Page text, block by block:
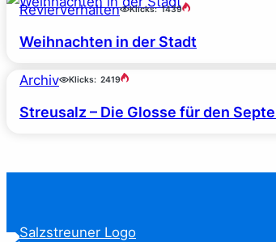
Revierverhalten Klicks: 1439
Weihnachten in der Stadt
Archiv Klicks: 2419
Streusalz – Die Glosse für den